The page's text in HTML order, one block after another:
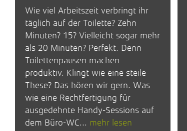
Wie viel Arbeitszeit verbringt ihr
täglich auf der Toilette? Zehn
Minuten? 15? Vielleicht sogar mehr
als 20 Minuten? Perfekt. Denn
Toilettenpausen machen
produktiv. Klingt wie eine steile
These? Das hören wir gern. Was
wie eine Rechtfertigung für
ausgedehnte Handy-Sessions auf
dem Büro-WC... mehr lesen